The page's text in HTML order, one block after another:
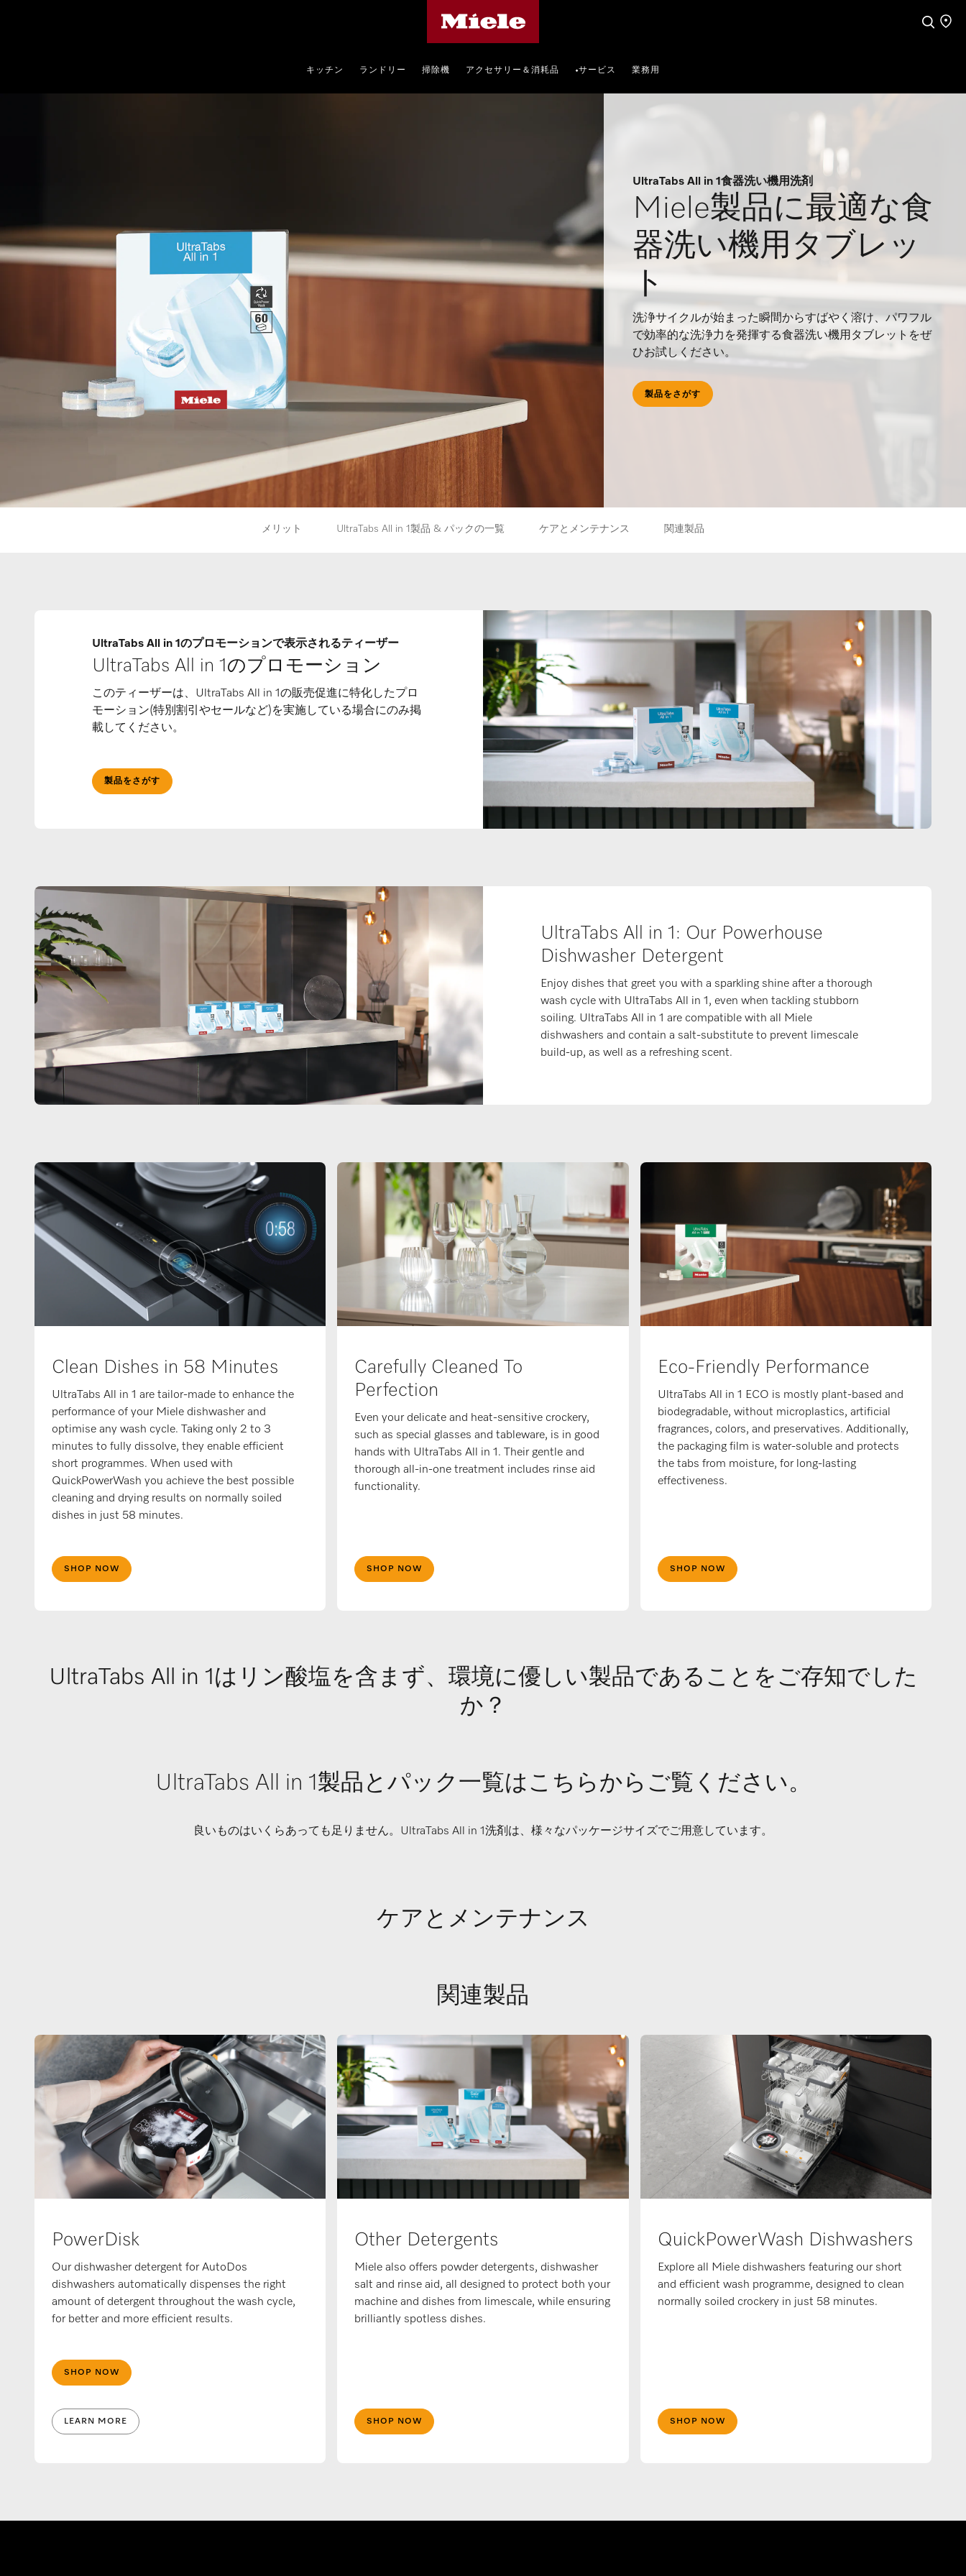
検索 店舗
キッチン ランドリー 掃除機 アクセサリー＆消耗品 •サービス 業務用
UltraTabs All in 1食器洗い機用洗剤
Miele製品に最適な食
器洗い機用タブレッ
ト
洗浄サイクルが始まった瞬間からすばやく溶け、パワフル
で効率的な洗浄力を発揮する食器洗い機用タブレットをぜ
ひお試しください。
製品をさがす
メリット UltraTabs All in 1製品 & パックの一覧 ケアとメンテナンス 関連製品
UltraTabs All in 1のプロモーションで表示されるティーザー
UltraTabs All in 1のプロモーション
このティーザーは、UltraTabs All in 1の販売促進に特化したプロ
モーション(特別割引やセールなど)を実施している場合にのみ掲
載してください。
製品をさがす
UltraTabs All in 1: Our Powerhouse
Dishwasher Detergent
Enjoy dishes that greet you with a sparkling shine after a thorough
wash cycle with UltraTabs All in 1, even when tackling stubborn
soiling. UltraTabs All in 1 are compatible with all Miele
dishwashers and contain a salt-substitute to prevent limescale
build-up, as well as a refreshing scent.
Clean Dishes in 58 Minutes
UltraTabs All in 1 are tailor-made to enhance the
performance of your Miele dishwasher and
optimise any wash cycle. Taking only 2 to 3
minutes to fully dissolve, they enable efficient
short programmes. When used with
QuickPowerWash you achieve the best possible
cleaning and drying results on normally soiled
dishes in just 58 minutes.
SHOP NOW
Carefully Cleaned To
Perfection
Even your delicate and heat-sensitive crockery,
such as special glasses and tableware, is in good
hands with UltraTabs All in 1. Their gentle and
thorough all-in-one treatment includes rinse aid
functionality.
SHOP NOW
Eco-Friendly Performance
UltraTabs All in 1 ECO is mostly plant-based and
biodegradable, without microplastics, artificial
fragrances, colors, and preservatives. Additionally,
the packaging film is water-soluble and protects
the tabs from moisture, for long-lasting
effectiveness.
SHOP NOW
UltraTabs All in 1はリン酸塩を含まず、環境に優しい製品であることをご存知でした
か？
UltraTabs All in 1製品とパック一覧はこちらからご覧ください。
良いものはいくらあっても足りません。UltraTabs All in 1洗剤は、様々なパッケージサイズでご用意しています。
ケアとメンテナンス
関連製品
PowerDisk
Our dishwasher detergent for AutoDos
dishwashers automatically dispenses the right
amount of detergent throughout the wash cycle,
for better and more efficient results.
SHOP NOW
LEARN MORE
Other Detergents
Miele also offers powder detergents, dishwasher
salt and rinse aid, all designed to protect both your
machine and dishes from limescale, while ensuring
brilliantly spotless dishes.
SHOP NOW
QuickPowerWash Dishwashers
Explore all Miele dishwashers featuring our short
and efficient wash programme, designed to clean
normally soiled crockery in just 58 minutes.
SHOP NOW